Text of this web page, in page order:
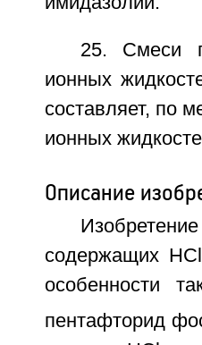
25. Смеси
ионных
составляет, по
ионных
Описание
содержащих
особенности
пентафторид